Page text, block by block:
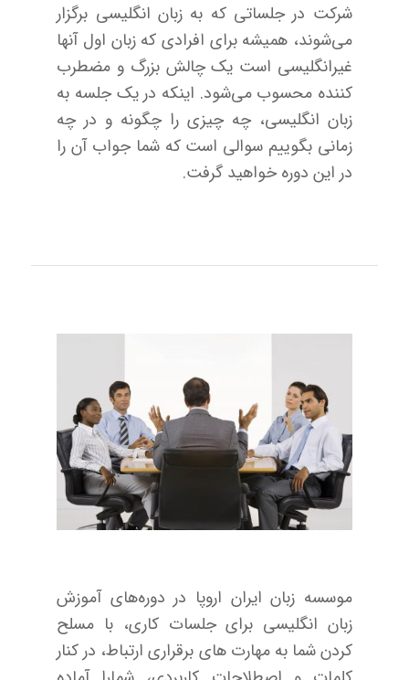
شرکت در جلساتی که به زبان انگلیسی برگزار
می‌شوند، همیشه برای افرادی که زبان اول آنها
غیرانگلیسی است یک چالش بزرگ و مضطرب
کننده محسوب می‌شود. اینکه در یک جلسه به
زبان انگلیسی، چه چیزی را چگونه و در چه
زمانی بگوییم سوالی است که شما جواب آن را
در این دوره خواهید گرفت.
موسسه زبان ایران اروپا در دوره‌های آموزش
زبان انگلیسی برای جلسات کاری، با مسلح
کردن شما به مهارت های برقراری ارتباط، در کنار